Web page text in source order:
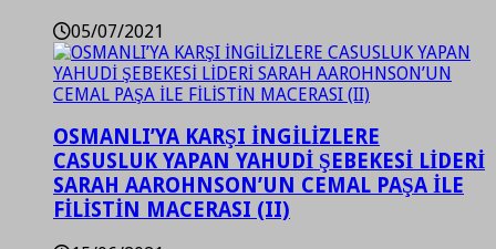
05/07/2021
OSMANLI’YA KARŞI İNGİLİZLERE
CASUSLUK YAPAN YAHUDİ ŞEBEKESİ LİDERİ
SARAH AAROHNSON’UN CEMAL PAŞA İLE
FİLİSTİN MACERASI (II)